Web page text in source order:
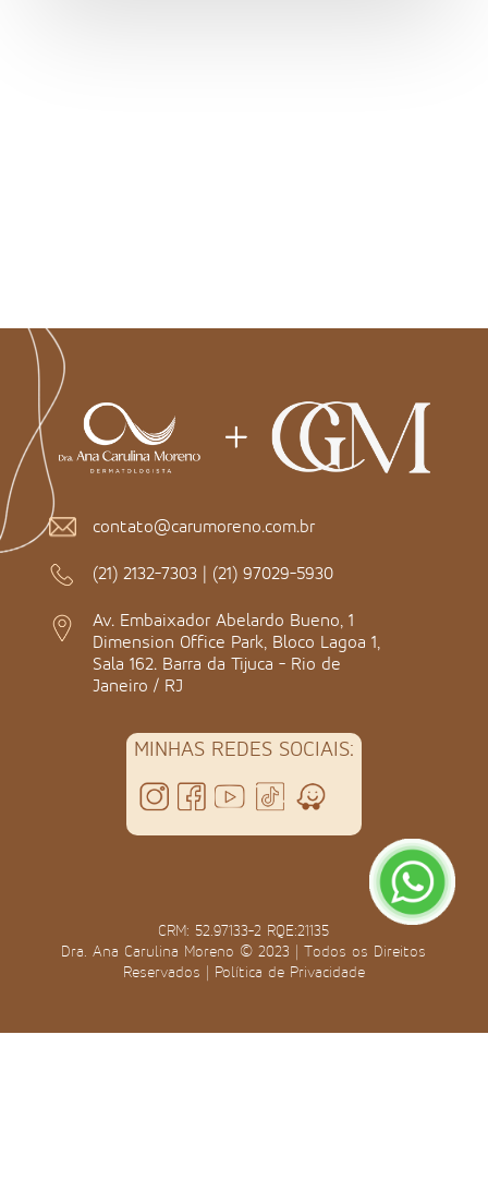
contato@carumoreno.com.br
(21) 2132-7303 | (21) 97029-5930
Av. Embaixador Abelardo Bueno, 1
Dimension Office Park, Bloco Lagoa 1,
Sala 162. Barra da Tijuca - Rio de
Janeiro / RJ
MINHAS REDES SOCIAIS:
CRM: 52.97133-2 RQE:21135
Dra. Ana Carulina Moreno © 2023 | Todos os Direitos
Reservados | Política de Privacidade